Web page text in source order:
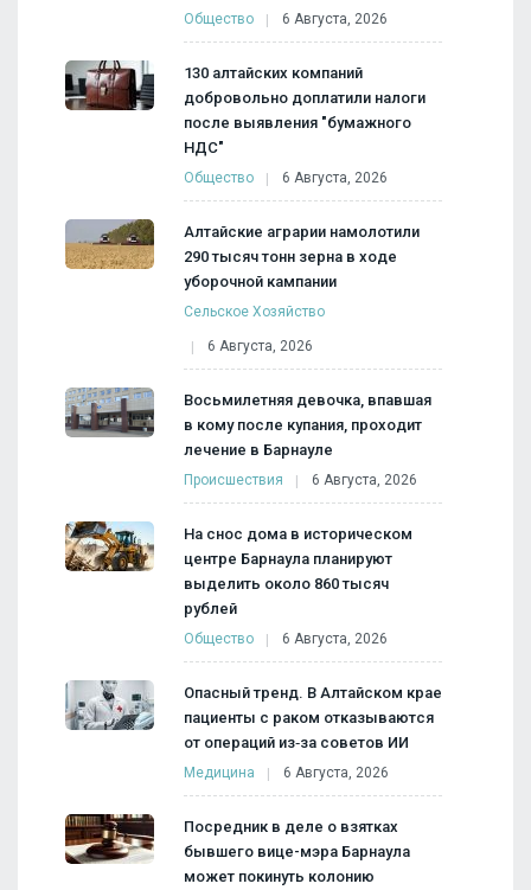
Общество 6 Августа, 2026
130 алтайских компаний
добровольно доплатили налоги
после выявления "бумажного
НДС"
Общество 6 Августа, 2026
Алтайские аграрии намолотили
290 тысяч тонн зерна в ходе
уборочной кампании
Сельское Хозяйство
6 Августа, 2026
Восьмилетняя девочка, впавшая
в кому после купания, проходит
лечение в Барнауле
Происшествия 6 Августа, 2026
На снос дома в историческом
центре Барнаула планируют
выделить около 860 тысяч
рублей
Общество 6 Августа, 2026
Опасный тренд. В Алтайском крае
пациенты с раком отказываются
от операций из‑за советов ИИ
Медицина 6 Августа, 2026
Посредник в деле о взятках
бывшего вице-мэра Барнаула
может покинуть колонию